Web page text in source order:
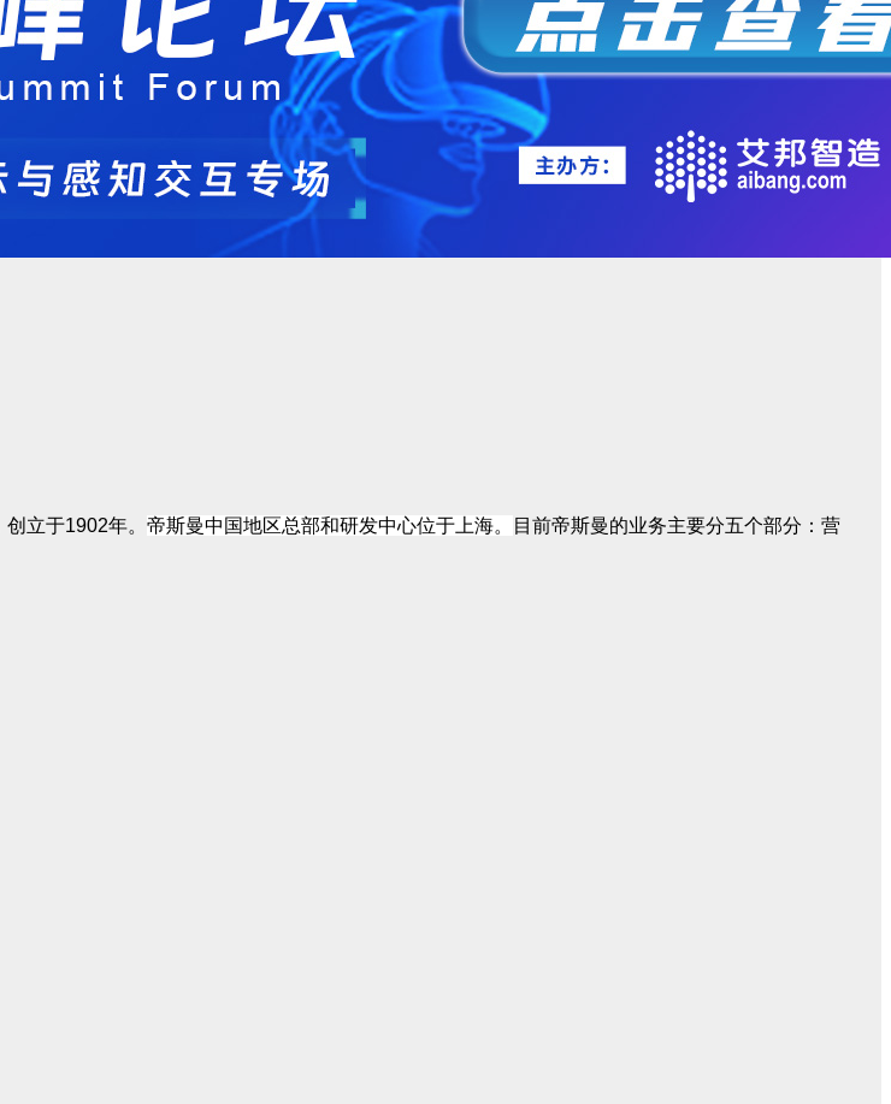
创立于1902年。 帝斯曼中国地区总部和研发中心位于上海。 目 前帝斯曼的业务主要分五个部分：营